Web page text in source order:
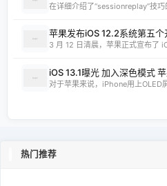
在详细介绍了“sessionreplay”技
苹果发布iOS 12.2系统第五个
3 月 12 日清晨，苹果正式宣布了
iOS 13.1曝光 加入深色模式
对于苹果来说，iPhone用上OLED
热门推荐